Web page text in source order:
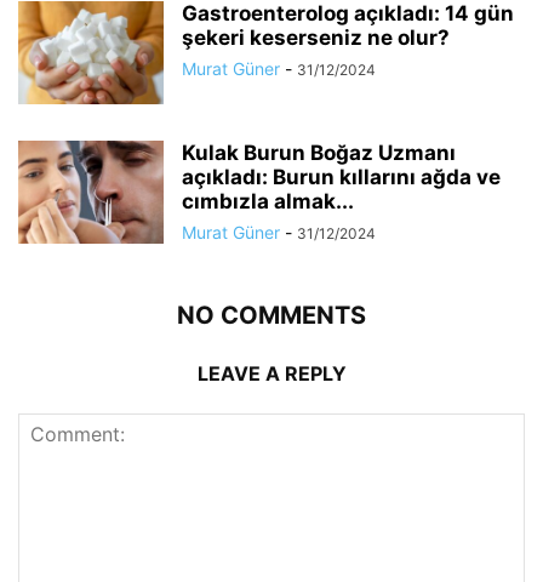
Gastroenterolog açıkladı: 14 gün
şekeri keserseniz ne olur?
Murat Güner - 31/12/2024
Kulak Burun Boğaz Uzmanı
açıkladı: Burun kıllarını ağda ve
cımbızla almak...
Murat Güner - 31/12/2024
NO COMMENTS
LEAVE A REPLY